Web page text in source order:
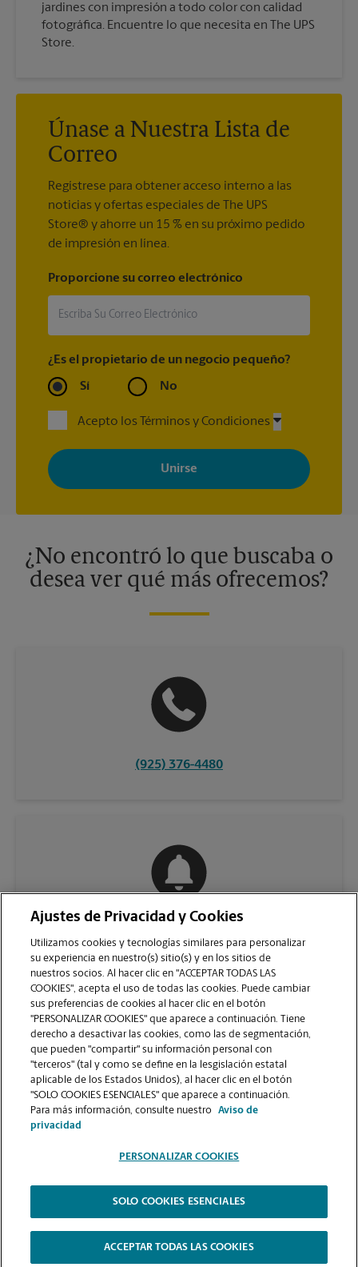
jardines con impresión a todo color con calidad
fotográfica. Encuentre lo que necesita en The UPS
Store.
Únase a Nuestra Lista de
Correo
Regístrese para obtener acceso interno a las
noticias y ofertas especiales de The UPS
Store® y ahorre un 15 % en su próximo pedido
de impresión en línea.
Proporcione su correo electrónico
¿Es el propietario de un negocio pequeño?
Sí No
Acepto los Términos y Condiciones
Al registrarse, acepta recibir correos electrónicos de The UPS
Store con noticias, ofertas especiales, promociones y mensajes
adaptados a sus intereses. Puede darse de baja en cualquier
momento. Para más información, consulte nuestra política de
¿No encontró lo que buscaba o
desea ver qué más ofrecemos?
(925) 376-4480
VER LA PÁGINA DE LA TIENDA
2026.
The UPS Store | Aviso de Privacidad | Términos de Uso del Sitio Web |
Contraste Alto
Ajustes de Privacidad y Cookies
Utilizamos cookies y tecnologías similares para personalizar
su experiencia en nuestro(s) sitio(s) y en los sitios de
nuestros socios. Al hacer clic en "ACCEPTAR TODAS LAS
COOKIES", acepta el uso de todas las cookies. Puede cambiar
sus preferencias de cookies al hacer clic en el botón
"PERSONALIZAR COOKIES" que aparece a continuación. Tiene
derecho a desactivar las cookies, como las de segmentación,
que pueden "compartir" su información personal con
"terceros" (tal y como se define en la lesgislación estatal
aplicable de los Estados Unidos), al hacer clic en el botón
"SOLO COOKIES ESENCIALES" que aparece a continuación.
Para más información, consulte nuestro
Aviso de
privacidad
PERSONALIZAR COOKIES
SOLO COOKIES ESENCIALES
ACCEPTAR TODAS LAS COOKIES